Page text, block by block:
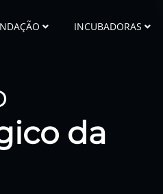
INCUBADORAS
da